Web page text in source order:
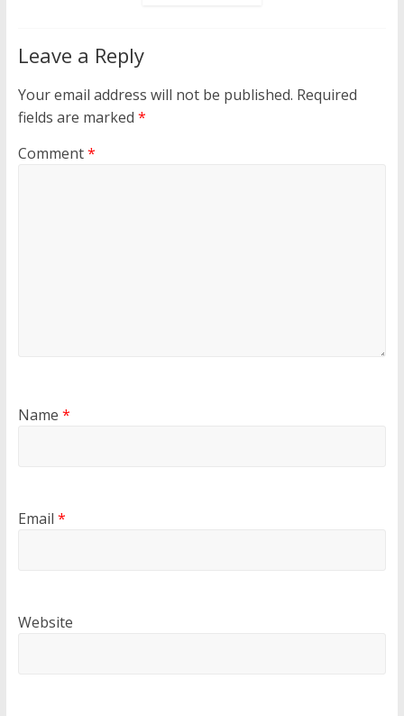
Leave a Reply
Your email address will not be published. Required
fields are marked *
Comment*
Name *
Email *
Website